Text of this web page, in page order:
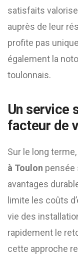
satisfaits
auprès de leur
profite pas
également la
toulonnais.
Un service
facteur de
Sur le long
à Toulon pensée
avantages
limite les coûts
vie des
rapidement le
cette approche